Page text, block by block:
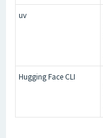
uv
Hugging Face CLI